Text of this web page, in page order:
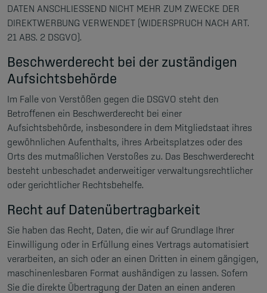
DATEN ANSCHLIESSEND NICHT MEHR ZUM ZWECKE DER
DIREKTWERBUNG VERWENDET (WIDERSPRUCH NACH ART.
21 ABS. 2 DSGVO).
Beschwerde­recht bei der zuständigen
Aufsichts­behörde
Im Falle von Verstößen gegen die DSGVO steht den
Betroffenen ein Beschwerderecht bei einer
Aufsichtsbehörde, insbesondere in dem Mitgliedstaat ihres
gewöhnlichen Aufenthalts, ihres Arbeitsplatzes oder des
Orts des mutmaßlichen Verstoßes zu. Das Beschwerderecht
besteht unbeschadet anderweitiger verwaltungsrechtlicher
oder gerichtlicher Rechtsbehelfe.
Recht auf Daten­übertrag­barkeit
Sie haben das Recht, Daten, die wir auf Grundlage Ihrer
Einwilligung oder in Erfüllung eines Vertrags automatisiert
verarbeiten, an sich oder an einen Dritten in einem gängigen,
maschinenlesbaren Format aushändigen zu lassen. Sofern
Sie die direkte Übertragung der Daten an einen anderen